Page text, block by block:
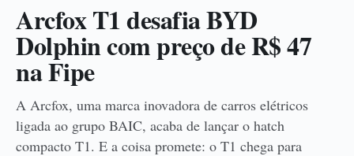
Arcfox T1 desafia BYD
Dolphin com preço de R$ 47
na Fipe
A Arcfox, uma marca inovadora de carros elétricos
ligada ao grupo BAIC, acaba de lançar o hatch
compacto T1. E a coisa promete: o T1 chega para